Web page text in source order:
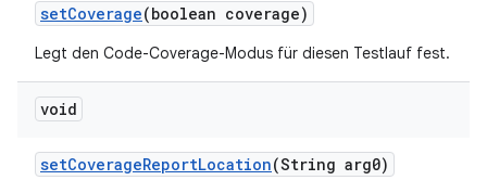
setCoverage(boolean coverage)
Legt den Code-Coverage-Modus für diesen Testlauf fest.
void
setCoverageReportLocation(String arg0)